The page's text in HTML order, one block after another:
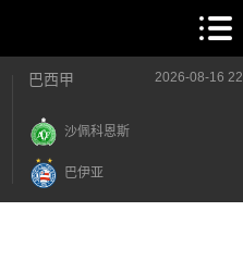
巴西甲 2026-08-16
沙佩科恩斯
巴伊亚